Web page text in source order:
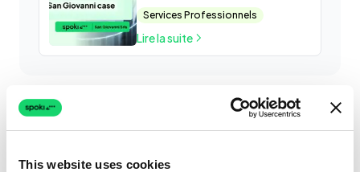
This website uses cookies
WhatsApp et Spoki dans le
Secteur du Conseil
Financier : Le Cas de San
Services Professionnels
Lire la suite